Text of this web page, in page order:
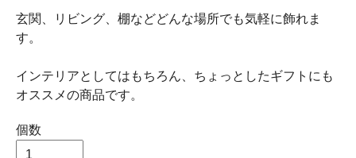
玄関、リビング、棚などどんな場所でも気軽に飾れま
す。
インテリアとしてはもちろん、ちょっとしたギフトにも
オススメの商品です。
個数